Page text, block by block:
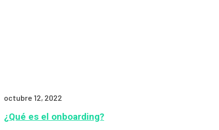
octubre 12, 2022
¿Qué es el onboarding?